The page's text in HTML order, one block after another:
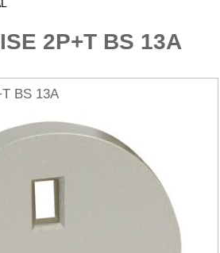
2P+T BS 13A
BS 13A